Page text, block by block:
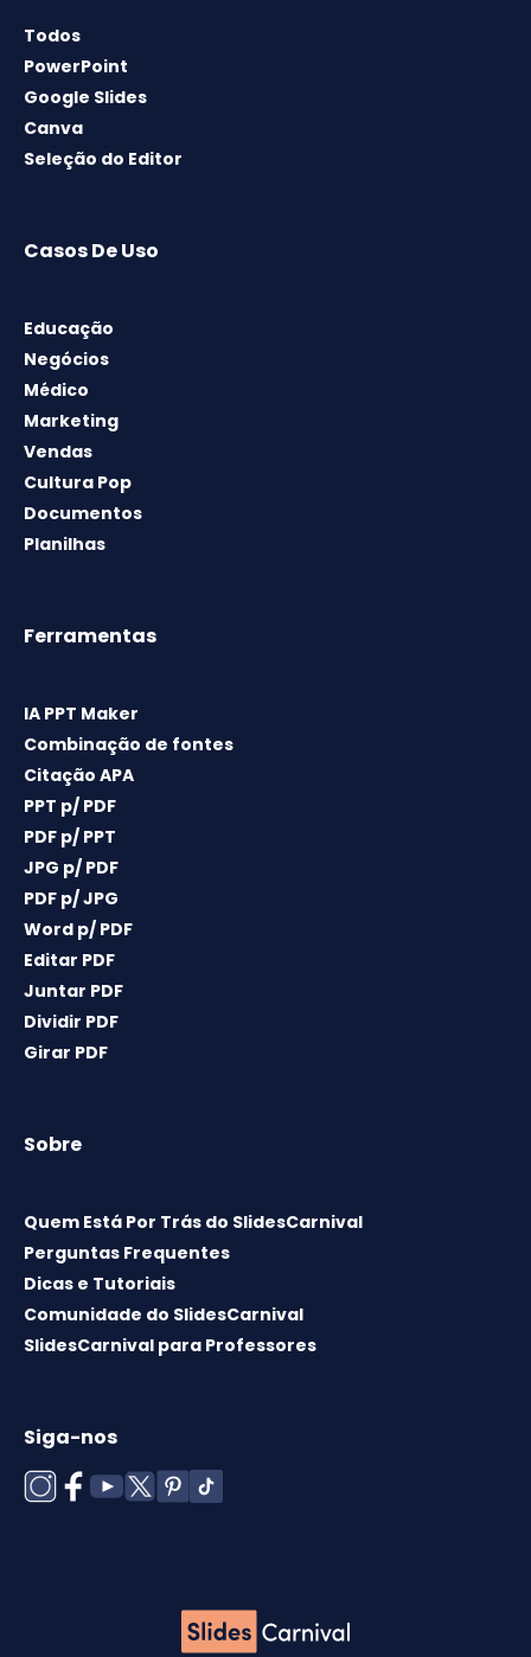
Todos
PowerPoint
Google Slides
Canva
Seleção do Editor
Casos De Uso
Educação
Negócios
Médico
Marketing
Vendas
Cultura Pop
Documentos
Planilhas
Ferramentas
IA PPT Maker
Combinação de fontes
Citação APA
PPT p/ PDF
PDF p/ PPT
JPG p/ PDF
PDF p/ JPG
Word p/ PDF
Editar PDF
Juntar PDF
Dividir PDF
Girar PDF
Sobre
Quem Está Por Trás do SlidesCarnival
Perguntas Frequentes
Dicas e Tutoriais
Comunidade do SlidesCarnival
SlidesCarnival para Professores
Siga-nos